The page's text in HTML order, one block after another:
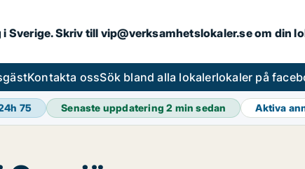
Sverige. Skriv till vip@verksamhetslokaler.se om din
Kontakta ossSök bland alla lokalerlokaler på
75 Senaste uppdatering2 min sedan Aktiva